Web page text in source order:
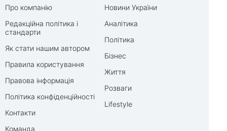
Про компанію
Редакційна політика і
стандарти
Як стати нашим автором
Правила користування
Правова інформація
Політика конфіденційності
Контакти
Команда
Новини України
Аналітика
Політика
Бізнес
Життя
Розваги
Lifestyle